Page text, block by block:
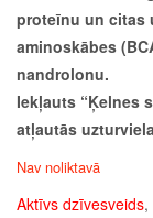
proteīnu un citas
aminoskābes
nandrolonu.
Iekļauts “Ķelnes
atļautās
Nav noliktavā
Aktīvs dzīvesveids,